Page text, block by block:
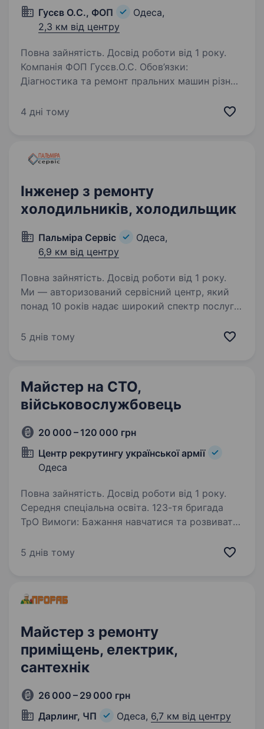
Гусєв О.С., ФОП
Одеса,
2,3 км від центру
Повна зайнятість. Досвід роботи від 1 року.
Компанія ФОП Гусєв.О.С. Обов’язки:
Діагностика та ремонт пральних машин різних
та їх усунення; Заміна деталей, які вийшли
4 дні тому
Інженер з ремонту
холодильників, холодильщик
Пальміра Сервіс
Одеса,
6,9 км від центру
Повна зайнятість. Досвід роботи від 1 року.
Ми — авторизований сервісний центр, який
понад 10 років надає широкий спектр послуг
післягарантійного ремонту побутової техніки.
5 днів тому
Майстер на СТО,
військовослужбовець
20 000 – 120 000 грн
Центр рекрутингу української армії
Одеса
Повна зайнятість. Досвід роботи від 1 року.
Середня спеціальна освіта. 123-тя бригада
ТрО Вимоги: Бажання навчатися та розвивати
організованість Готовність до віддаленої
5 днів тому
Майстер з ремонту
приміщень, електрик,
сантехнік
26 000 – 29 000 грн
Дарлинг, ЧП
Одеса, 6,7 км від центру